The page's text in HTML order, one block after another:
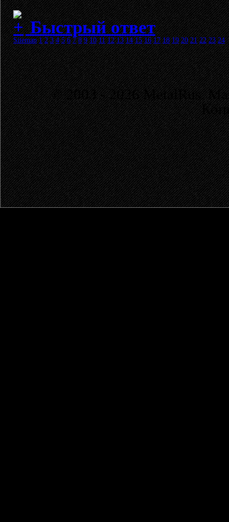
Быстрый ответ
Sitemap 1 2 3 4 5 6 7 8 9 10 11 12 13 14 15 16 17 18 19 20 21 22 23 24
© 2003 - 2026 MetalRus.